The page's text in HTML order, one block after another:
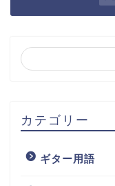
カテゴリー
ギター用語